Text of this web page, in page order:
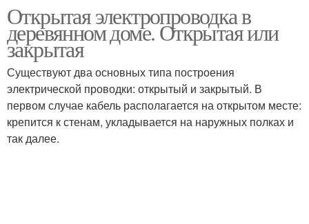
Открытая электропроводка в
деревянном доме. Открытая или
закрытая
Существуют два основных типа построения
электрической проводки: открытый и закрытый. В
первом случае кабель располагается на открытом месте:
крепится к стенам, укладывается на наружных полках и
так далее.